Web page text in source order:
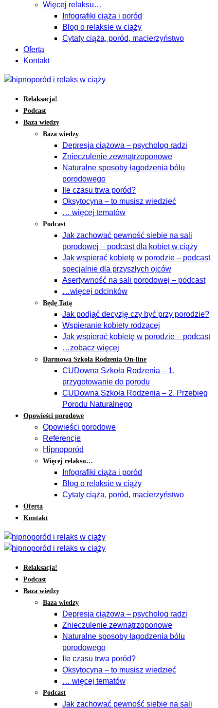
Więcej relaksu…
Infografiki ciąża i poród
Blog o relaksie w ciąży
Cytaty ciąża, poród, macierzyństwo
Oferta
Kontakt
Relaksacja!
Podcast
Baza wiedzy
Baza wiedzy
Depresja ciążowa – psycholog radzi
Znieczulenie zewnątrzoponowe
Naturalne sposoby łagodzenia bólu
porodowego
Ile czasu trwa poród?
Oksytocyna – to musisz wiedzieć
… więcej tematów
Podcast
Jak zachować pewność siebie na sali
porodowej – podcast dla kobiet w ciąży
Jak wspierać kobietę w porodzie – podcast
specjalnie dla przyszłych ojców
Asertywność na sali porodowej – podcast
…więcej odcinków
Będę Tatą
Jak podjąć decyzję czy być przy porodzie?
Wspieranie kobiety rodzącej
Jak wspierać kobietę w porodzie – podcast
…zobacz więcej
Darmowa Szkoła Rodzenia On-line
CUDowna Szkoła Rodzenia – 1.
przygotowanie do porodu
CUDowna Szkoła Rodzenia – 2. Przebieg
Porodu Naturalnego
Opowieści porodowe
Opowieści porodowe
Referencje
Hipnoporód
Więcej relaksu…
Infografiki ciąża i poród
Blog o relaksie w ciąży
Cytaty ciąża, poród, macierzyństwo
Oferta
Kontakt
Relaksacja!
Podcast
Baza wiedzy
Baza wiedzy
Depresja ciążowa – psycholog radzi
Znieczulenie zewnątrzoponowe
Naturalne sposoby łagodzenia bólu
porodowego
Ile czasu trwa poród?
Oksytocyna – to musisz wiedzieć
… więcej tematów
Podcast
Jak zachować pewność siebie na sali